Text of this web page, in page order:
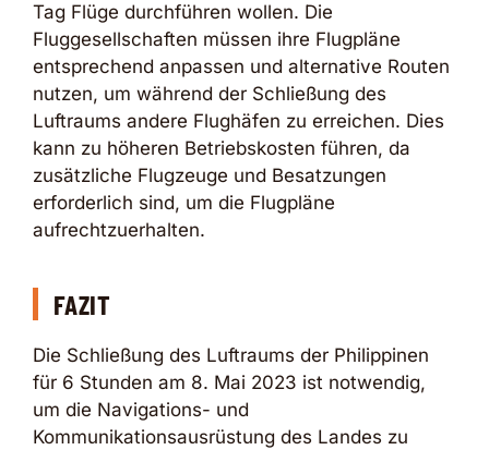
Tag Flüge durchführen wollen. Die
Fluggesellschaften müssen ihre Flugpläne
entsprechend anpassen und alternative Routen
nutzen, um während der Schließung des
Luftraums andere Flughäfen zu erreichen. Dies
kann zu höheren Betriebskosten führen, da
zusätzliche Flugzeuge und Besatzungen
erforderlich sind, um die Flugpläne
aufrechtzuerhalten.
FAZIT
Die Schließung des Luftraums der Philippinen
für 6 Stunden am 8. Mai 2023 ist notwendig,
um die Navigations- und
Kommunikationsausrüstung des Landes zu